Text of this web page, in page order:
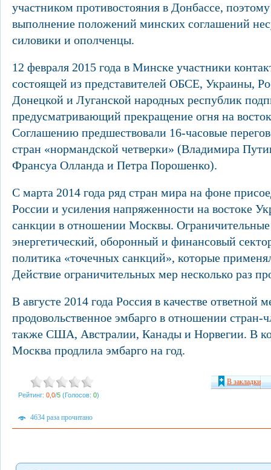
участником противостояния в Донбассе, поэтому
выполнение положений минских соглашений
силовики и ополченцы.
12 февраля 2015 года в Минске участники
состоящей из представителей ОБСЕ, Украины,
Донецкой и Луганской народных республик
предусматривающий прекращение огня на
Соглашению предшествовали 16-часовые
стран «нормандской четверки» (Владимира
Франсуа Олланда и Петра Порошенко).
С марта 2014 года ряд стран мира на фоне
России и усиления напряженности на востоке
санкции в отношении Москвы.
энергетический, оборонный и финансовый
политика «точечных санкций», которые
Действие ограничительных мер несколько раз
В августе 2014 года Россия в качестве ответной
продовольственное эмбарго в отношении стран-
также США, Австралии, Канады и Норвегии. В
Москва продлила эмбарго на год.
Рейтинг: 0,0/5 (Голосов: 0)
В закладки
4634 раза прочитано